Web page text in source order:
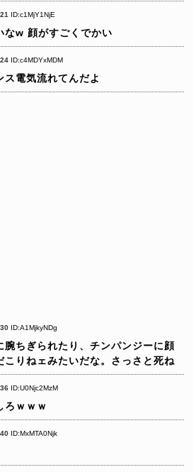
ID:c1MjY1NjE
なw 顔がすごくでかい
ID:c4MDYxMDM
電気流れてんだよ
ID:A1MjkyNDg
腕ちぎられたり、チンパンジーに顔
こりねェみたいだな。さっさと死ね
ID:U0Njc2MzM
ろｗｗｗ
ID:MxMTA0Njk